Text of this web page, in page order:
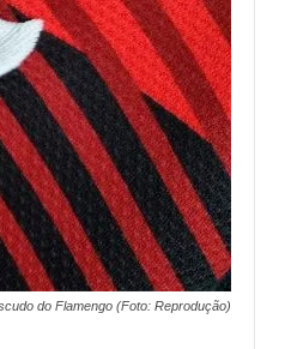
do Flamengo (Foto: Reprodução)